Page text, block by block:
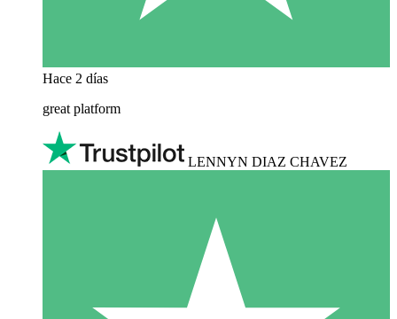
Hace 2 días
great platform
LENNYN DIAZ CHAVEZ